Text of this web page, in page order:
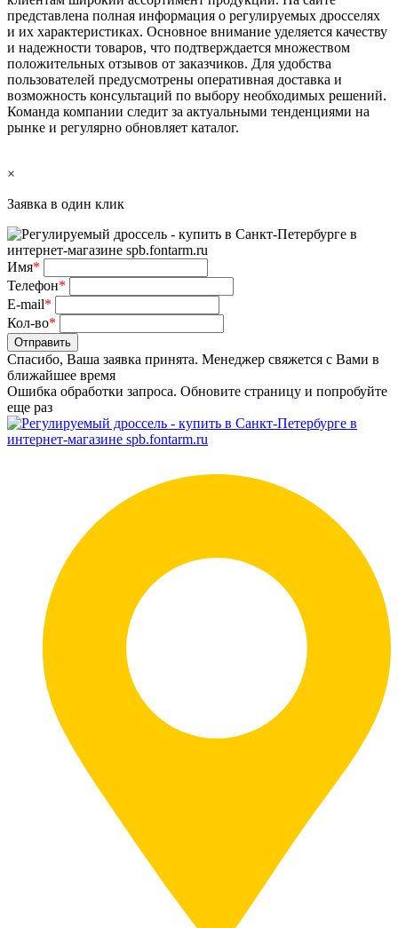
представлена полная информация о регулируемых дросселях
и их характеристиках. Основное внимание уделяется качеству
и надежности товаров, что подтверждается множеством
положительных отзывов от заказчиков. Для удобства
пользователей предусмотрены оперативная доставка и
возможность консультаций по выбору необходимых решений.
Команда компании следит за актуальными тенденциями на
рынке и регулярно обновляет каталог.
×
Заявка в один клик
Имя*
Телефон*
E-mail*
Кол-во*
Отправить
Спасибо, Ваша заявка принята. Менеджер свяжется с Вами в
ближайшее время
Ошибка обработки запроса. Обновите страницу и попробуйте
еще раз